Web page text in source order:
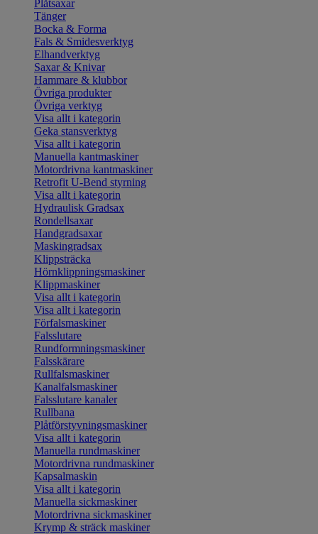
Plåtsaxar
Tänger
Bocka & Forma
Fals & Smidesverktyg
Elhandverktyg
Saxar & Knivar
Hammare & klubbor
Övriga produkter
Övriga verktyg
Visa allt i kategorin
Geka stansverktyg
Visa allt i kategorin
Manuella kantmaskiner
Motordrivna kantmaskiner
Retrofit U-Bend styrning
Visa allt i kategorin
Hydraulisk Gradsax
Rondellsaxar
Handgradsaxar
Maskingradsax
Klippsträcka
Hörnklippningsmaskiner
Klippmaskiner
Visa allt i kategorin
Visa allt i kategorin
Förfalsmaskiner
Falsslutare
Rundformningsmaskiner
Falsskärare
Rullfalsmaskiner
Kanalfalsmaskiner
Falsslutare kanaler
Rullbana
Plåtförstyvningsmaskiner
Visa allt i kategorin
Manuella rundmaskiner
Motordrivna rundmaskiner
Kapsalmaskin
Visa allt i kategorin
Manuella sickmaskiner
Motordrivna sickmaskiner
Krymp & sträck maskiner